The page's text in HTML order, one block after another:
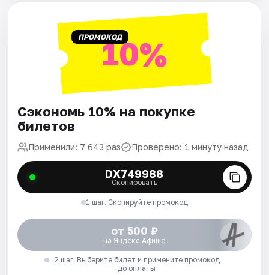
ПРОМОКОД10%
Сэкономь 10% на покупке
билетов
Применили: 7 643 раз Проверено: 1 минуту назад
DX749988
Скопировать
1 шаг. Скопируйте промокод
от 500 ₽
на Яндекс Афише
2 шаг. Выберите билет и примените промокод
до оплаты